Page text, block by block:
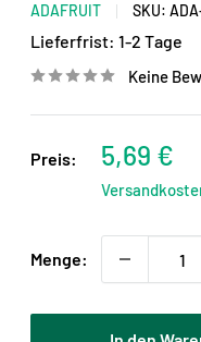
ADAFRUIT SKU:
Lieferfrist: 1-2 Tage
Keine
Preis: 5,69 €
Menge: